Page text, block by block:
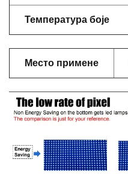
Температура боје
Место примене